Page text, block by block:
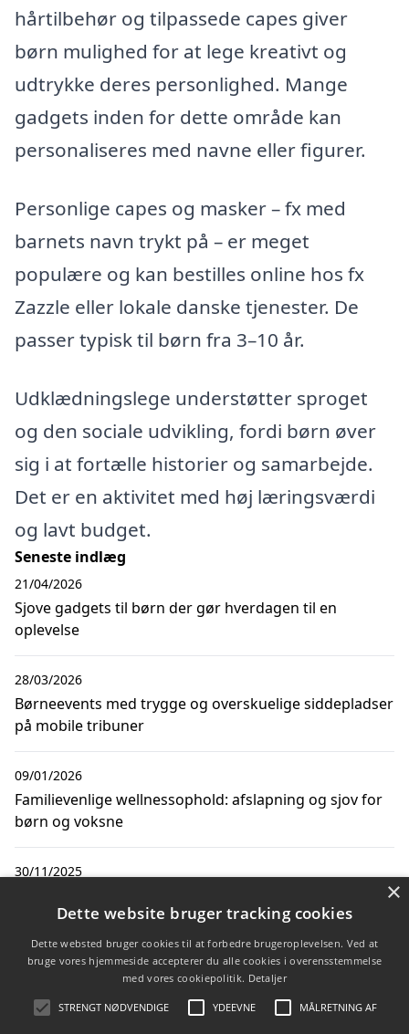
hårtilbehør og tilpassede capes giver
børn mulighed for at lege kreativt og
udtrykke deres personlighed. Mange
gadgets inden for dette område kan
personaliseres med navne eller figurer.
Personlige capes og masker – fx med
barnets navn trykt på – er meget
populære og kan bestilles online hos fx
Zazzle eller lokale danske tjenester. De
passer typisk til børn fra 3–10 år.
Udklædningslege understøtter sproget
og den sociale udvikling, fordi børn øver
sig i at fortælle historier og samarbejde.
Det er en aktivitet med høj læringsværdi
og lavt budget.
Seneste indlæg
Sjove gadgets til børn der gør hverdagen til en
oplevelse
21/04/2026
Børneevents med trygge og overskuelige siddepladser
på mobile tribuner
28/03/2026
Familievenlige wellnessophold: afslapning og sjov for
børn og voksne
09/01/2026
30/11/2025
Sjove vandaktiviteter for børn med de bedste baby
28/11/2025
×
Dette website bruger tracking cookies
Dette websted bruger cookies til at forbedre brugeroplevelsen. Ved at
bruge vores hjemmeside accepterer du alle cookies i overensstemmelse
med vores cookiepolitik. Detaljer
STRENGT NØDVENDIGE YDEEVNE MÅLRETNING AF